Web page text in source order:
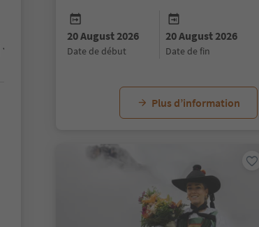
20 August 2026
date de début
20 August 2026
date de fin
Plus d’information